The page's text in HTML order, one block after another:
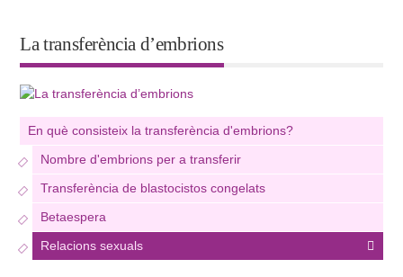
La transferència d’embrions
En què consisteix la transferència d'embrions?
Nombre d'embrions per a transferir
Transferència de blastocistos congelats
Betaespera
Relacions sexuals